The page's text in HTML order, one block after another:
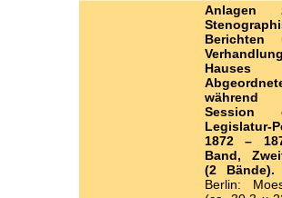
Anlagen
Berichten
Session
Legislatur-
1872 –
Band,
(2 Bände).
Berlin: